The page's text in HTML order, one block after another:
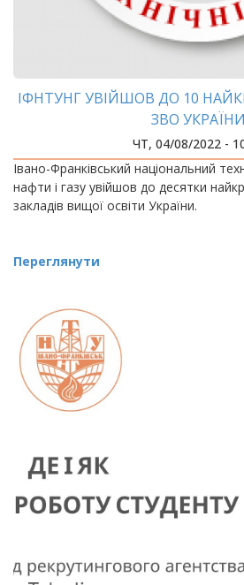
ІФНТУНГ УВІЙШОВ ДО 10
ЗВО УКРАЇНИ
ЧТ, 04/08/2022 -
Івано-Франківський національний
нафти і газу увійшов до десятки
закладів вищої освіти України.
Переглянути